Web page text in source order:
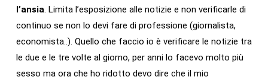
l’ansia. Limita l’esposizione alle notizie e non verificarle di
continuo se non lo devi fare di professione (giornalista,
economista..). Quello che faccio io è verificare le notizie tra
le due e le tre volte al giorno, per anni lo facevo molto più
sesso ma ora che ho ridotto devo dire che il mio